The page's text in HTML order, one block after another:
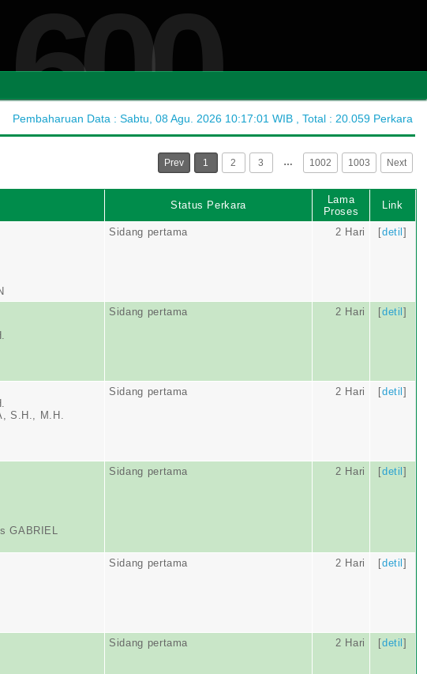
600
Pembaharuan Data : Sabtu, 08 Agu. 2026 10:17:01 WIB , Total : 20.059 Perkara
Prev 1 2 3 … 1002 1003 Next
Status Perkara
Lama
Proses
Link
Sidang pertama 2 Hari [detil]
Sidang pertama 2 Hari [detil]
S.H., M.H.
Sidang pertama 2 Hari [detil]
GABRIEL
Sidang pertama 2 Hari [detil]
Sidang pertama 2 Hari [detil]
Sidang pertama 2 Hari [detil]